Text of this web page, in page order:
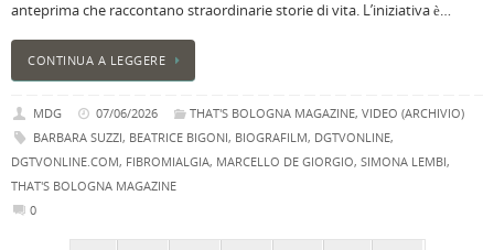
anteprima che raccontano straordinarie storie di vita. L’iniziativa è…
CONTINUA A LEGGERE
MDG 07/06/2026 THAT'S BOLOGNA MAGAZINE, VIDEO (ARCHIVIO)
BARBARA SUZZI, BEATRICE BIGONI, BIOGRAFILM, DGTVONLINE,
DGTVONLINE.COM, FIBROMIALGIA, MARCELLO DE GIORGIO, SIMONA LEMBI,
THAT'S BOLOGNA MAGAZINE
0